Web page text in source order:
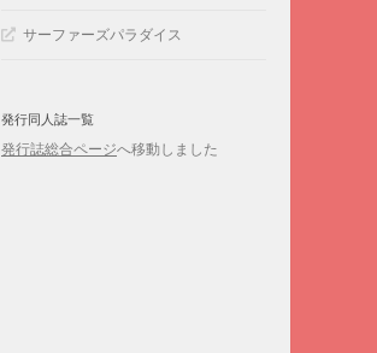
サーファーズパラダイス
発行同人誌一覧
発行誌総合ページへ移動しました